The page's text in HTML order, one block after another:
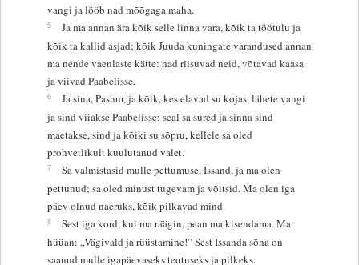
vangi ja lööb nad mõõgaga maha.
5
Ja ma annan ära kõik selle linna vara, kõik ta töötulu ja
kõik ta kallid asjad; kõik Juuda kuningate varandused annan
ma nende vaenlaste kätte: nad riisuvad neid, võtavad kaasa
ja viivad Paabelisse.
6
Ja sina, Pashur, ja kõik, kes elavad su kojas, lähete vangi
ja sind viiakse Paabelisse: seal sa sured ja sinna sind
maetakse, sind ja kõiki su sõpru, kellele sa oled
prohvetlikult kuulutanud valet.
7
Sa valmistasid mulle pettumuse, Issand, ja ma olen
pettunud; sa oled minust tugevam ja võitsid. Ma olen iga
päev olnud naeruks, kõik pilkavad mind.
8
Sest iga kord, kui ma räägin, pean ma kisendama. Ma
hüüan: „Vägivald ja rüüstamine!” Sest Issanda sõna on
saanud mulle igapäevaseks teotuseks ja pilkeks.